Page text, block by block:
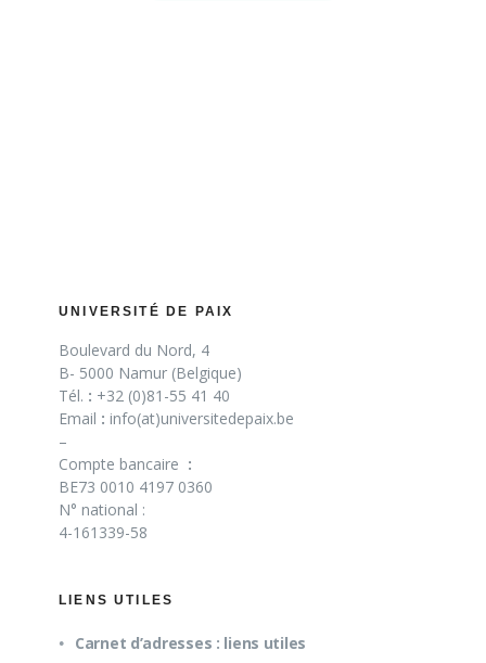
UNIVERSITÉ DE PAIX
Boulevard du Nord, 4
B- 5000 Namur (Belgique)
Tél. : +32 (0)81-55 41 40
Email : info(at)universitedepaix.be
–
Compte bancaire :
BE73 0010 4197 0360
N° national :
4-161339-58
LIENS UTILES
Carnet d’adresses : liens utiles